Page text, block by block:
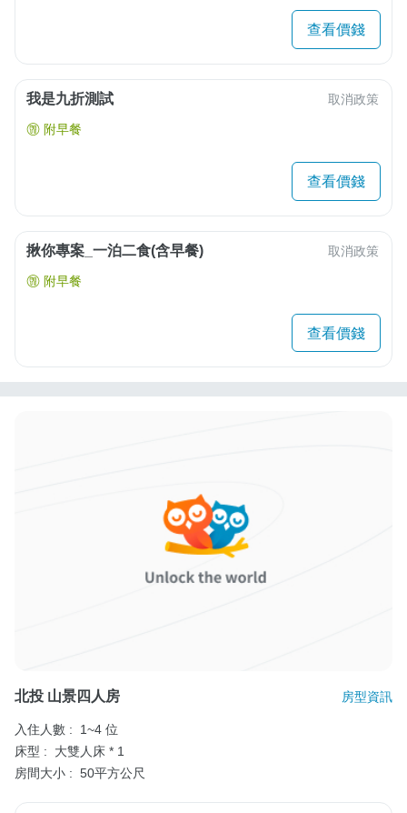
查看價錢
我是九折測試 取消政策
附早餐
查看價錢
揪你專案_一泊二食(含早餐) 取消政策
附早餐
查看價錢
北投 山景四人房 房型資訊
入住人數 :
1~4 位
床型 :
大雙人床 * 1
房間大小 : 50平方公尺